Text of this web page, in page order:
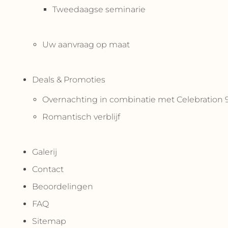
Tweedaagse seminarie
Uw aanvraag op maat
Deals & Promoties
Overnachting in combinatie met Celebration
Romantisch verblijf
Galerij
Contact
Beoordelingen
FAQ
Sitemap